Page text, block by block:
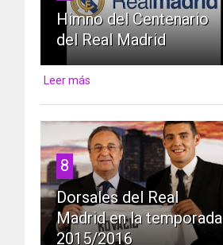
Himno del Centenario
del Real Madrid
Leer más
8
Dorsales del Real
Madrid en la temporada
2015/2016